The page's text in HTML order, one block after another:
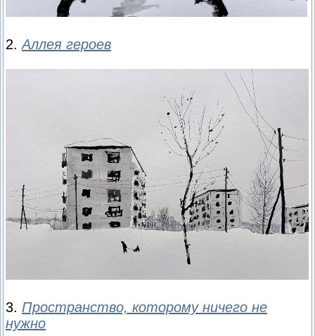
2. Аллея героев
3. Пространство, которому ничего не
нужно